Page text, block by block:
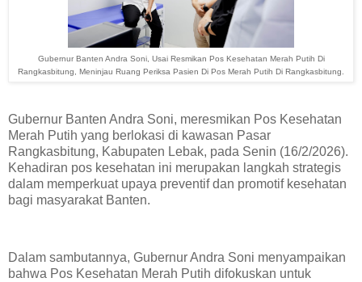
Gubernur Banten Andra Soni, Usai Resmikan Pos Kesehatan Merah Putih Di
Rangkasbitung, Meninjau Ruang Periksa Pasien Di Pos Merah Putih Di Rangkasbitung.
Gubernur Banten Andra Soni, meresmikan Pos Kesehatan
Merah Putih yang berlokasi di kawasan Pasar
Rangkasbitung, Kabupaten Lebak, pada Senin (16/2/2026).
Kehadiran pos kesehatan ini merupakan langkah strategis
dalam memperkuat upaya preventif dan promotif kesehatan
bagi masyarakat Banten.
​Dalam sambutannya, Gubernur Andra Soni menyampaikan
bahwa Pos Kesehatan Merah Putih difokuskan untuk